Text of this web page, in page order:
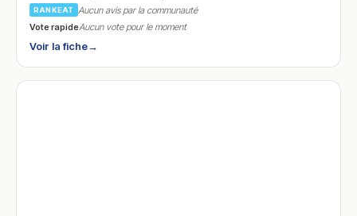
RANKEAT
Aucun avis par la communauté
Vote rapideAucun vote pour le moment
Voir la fiche→